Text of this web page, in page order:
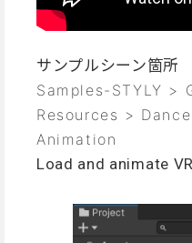
サンプルシーン箇所
Samples-STYLY >
Resources >
Animation
Load and animate